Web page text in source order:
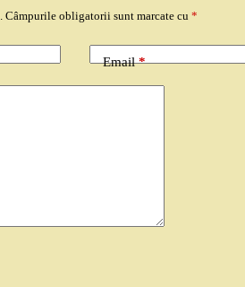
Câmpurile obligatorii sunt marcate cu *
Email*